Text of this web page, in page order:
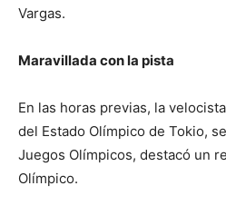
Vargas.
Maravillada con la pista
En las horas previas, la
del Estado Olímpico de Tokio,
Juegos Olímpicos, destacó un
Olímpico.